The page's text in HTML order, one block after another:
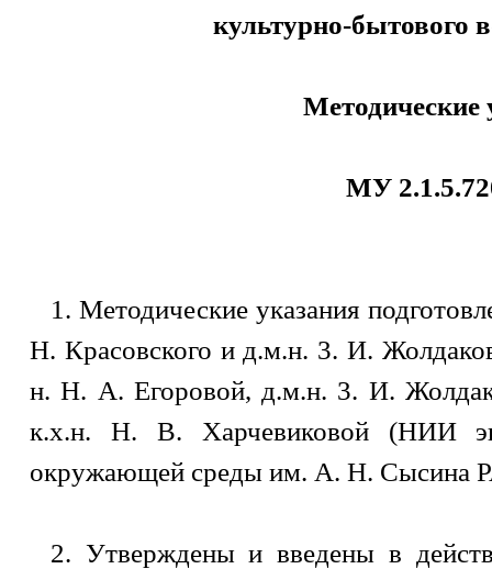
культурно-бытового
Методические
МУ
1. Методические указания
Н. Красовского и д.м.н. 3. И.
н. Н. А. Егоровой, д.м.н. 3. И.
к.х.н. Н. В. Харчевиковой (НИИ
окружающей среды им. А. Н. Сысина
2. Утверждены и введены в